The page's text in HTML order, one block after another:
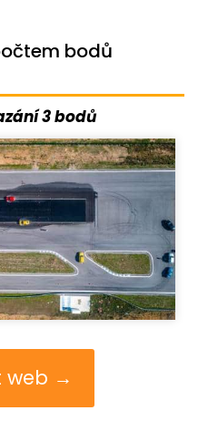
bodů
3 bodů
web →